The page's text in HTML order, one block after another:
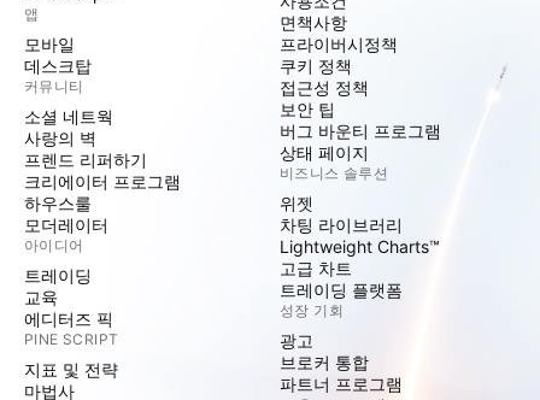
앱
모바일
데스크탑
커뮤니티
소셜 네트웍
사랑의 벽
프렌드 리퍼하기
크리에이터 프로그램
하우스룰
모더레이터
아이디어
트레이딩
교육
에디터즈 픽
PINE SCRIPT
지표 및 전략
마법사
면책사항
프라이버시정책
쿠키 정책
접근성 정책
보안 팁
버그 바운티 프로그램
상태 페이지
비즈니스 솔루션
위젯
차팅 라이브러리
Lightweight Charts™
고급 차트
트레이딩 플랫폼
성장 기회
광고
브로커 통합
파트너 프로그램